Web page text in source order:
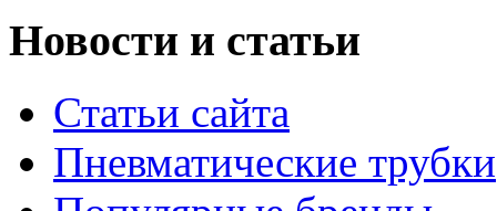
Новости и статьи
Статьи сайта
Пневматические трубки